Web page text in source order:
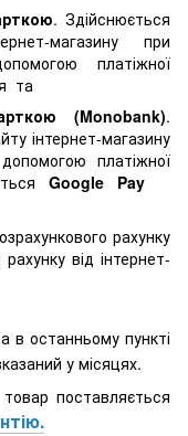
. Здійснюється
магазину при
платіжної
та
(Monobank).
інтернет-магазину
платіжної
Google Pay
рахунку
від інтернет-
в останньому пункті
у місяцях.
поставляється